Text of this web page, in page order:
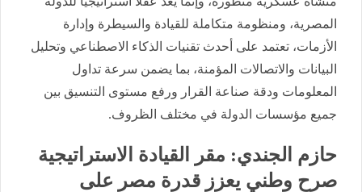
المصرية، ومنظومة متكاملة للقيادة والسيطرة وإدارة
الأزمات، تعتمد على أحدث تقنيات الذكاء الاصطناعي وتحليل
البيانات والاتصالات المؤمنة، بما يضمن سرعة تداول
المعلومات ودقة صناعة القرار ورفع مستوى التنسيق بين
جميع مؤسسات الدولة في مختلف الظروف.
حازم الجندي: مقر القيادة الاستراتيجية
صرح وطني يعزز قدرة مصر على